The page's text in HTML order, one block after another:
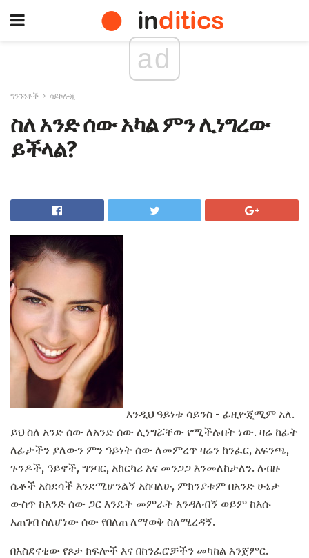
ad
ግንኙነቶች ሳይኮሎጂ
ስለ አንድ ሰው አካል ምን ሊነግረው
ይችላል?
እንዲህ ዓይነቱ ሳይንስ - ፊዚዮጂሚም አለ.
ይህ ስለ አንድ ሰው ለአንድ ሰው ሊነግሯቸው የሚችሉበት ነው. ዛሬ ከፊት
ለፊታችን ያለውን ምን ዓይነት ሰው ለመምረጥ ዛሬን ከንፈር, አፍንጫ,
ጉንዶች, ዓይኖች, ግንባር, አከርካሪ እና መንጋጋ እንመለከታለን. ለብዙ
ሴቶች አስደሳች እንደሚሆንልኝ አስባለሁ, ምክንያቱም በአንድ ሁኔታ
ውስጥ ከአንድ ሰው ጋር እንዴት መምራት እንዳለብኝ ወይም ከእሱ
አጠገብ ስለሆነው ሰው የበለጠ ለማወቅ ስለሚረዳኝ.
በአስደናቂው የጾታ ክፍሎች እና በከንፈሮቻችን መካከል እንጀምር.